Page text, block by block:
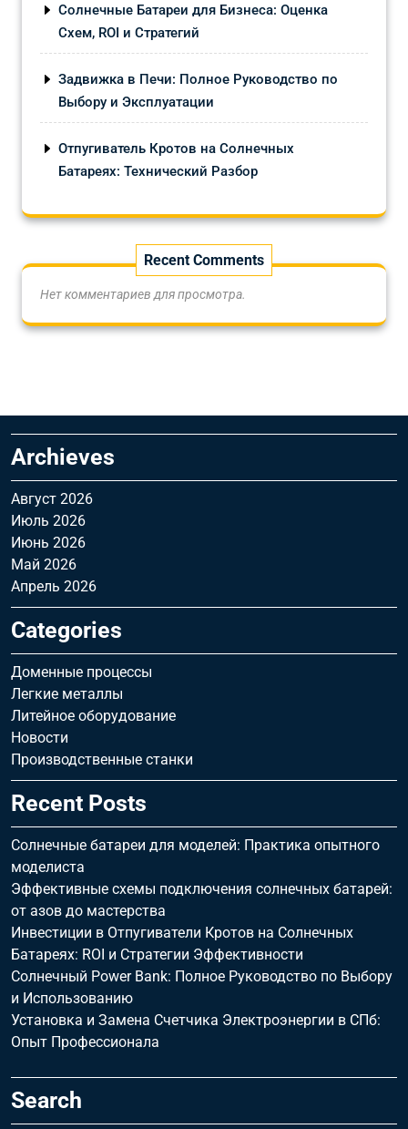
Солнечные Батареи для Бизнеса: Оценка
Схем, ROI и Стратегий
Задвижка в Печи: Полное Руководство по
Выбору и Эксплуатации
Отпугиватель Кротов на Солнечных
Батареях: Технический Разбор
Recent Comments
Нет комментариев для просмотра.
Archieves
Август 2026
Июль 2026
Июнь 2026
Май 2026
Апрель 2026
Categories
Доменные процессы
Легкие металлы
Литейное оборудование
Новости
Производственные станки
Recent Posts
Солнечные батареи для моделей: Практика опытного
моделиста
Эффективные схемы подключения солнечных батарей:
от азов до мастерства
Инвестиции в Отпугиватели Кротов на Солнечных
Батареях: ROI и Стратегии Эффективности
Солнечный Power Bank: Полное Руководство по Выбору
и Использованию
Установка и Замена Счетчика Электроэнергии в СПб:
Опыт Профессионала
Search